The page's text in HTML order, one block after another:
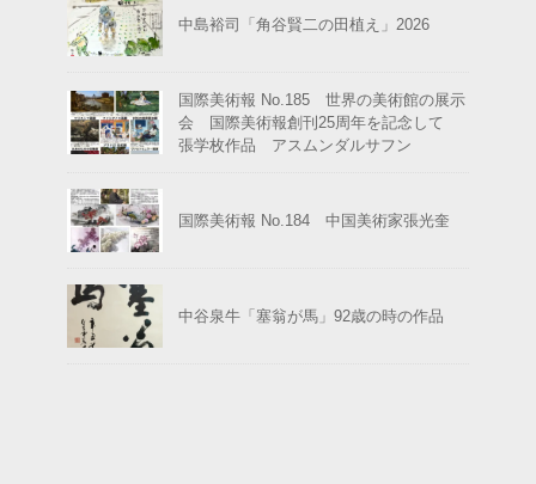
中島裕司「角谷賢二の田植え」2026
国際美術報 No.185 世界の美術館の展示
会 国際美術報創刊25周年を記念して
張学枚作品 アスムンダルサフン
国際美術報 No.184 中国美術家張光奎
中谷泉牛「塞翁が馬」92歳の時の作品